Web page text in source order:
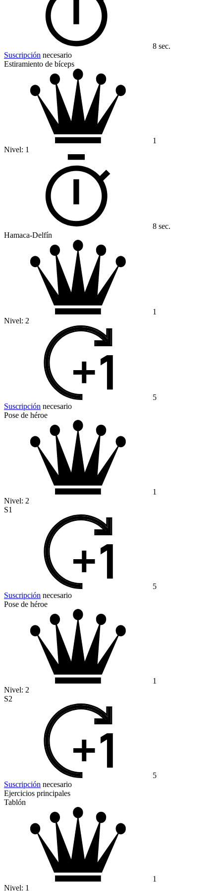
8 sec.
Suscripción necesario
Estiramiento de bíceps
1
Nivel: 1
8 sec.
Hamaca-Delfín
1
Nivel: 2
5
Suscripción necesario
Pose de héroe
1
Nivel: 2
S1
5
Suscripción necesario
Pose de héroe
1
Nivel: 2
S2
5
Suscripción necesario
Ejercicios principales
Tablón
1
Nivel: 1